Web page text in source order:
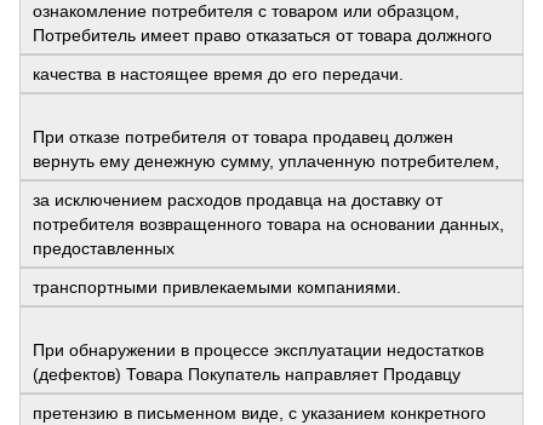
ознакомление потребителя с товаром или образцом,
Потребитель имеет право отказаться от товара должного
качества в настоящее время до его передачи.
При отказе потребителя от товара продавец должен
вернуть ему денежную сумму, уплаченную потребителем,
за исключением расходов продавца на доставку от
потребителя возвращенного товара на основании данных,
предоставленных
транспортными привлекаемыми компаниями.
При обнаружении в процессе эксплуатации недостатков
(дефектов) Товара Покупатель направляет Продавцу
претензию в письменном виде, с указанием конкретного